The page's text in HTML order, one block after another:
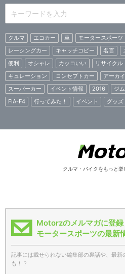
クルマ エコカー 車 モータースポーツ
レーシングカー
キャッチコピー 名言
便利
オシャレ カッコいい リサイクル
キュレーション
コンセプトカー アーカ
スーパーカー
イベント情報 2016 ジ
FIA-F4
行ってみた！ イベント グッズ
クルマ・バイクをもっと
Motorzのメルマガに登録
モータースポーツの最新
記事には載せられない編集部の裏話や、最
も！？